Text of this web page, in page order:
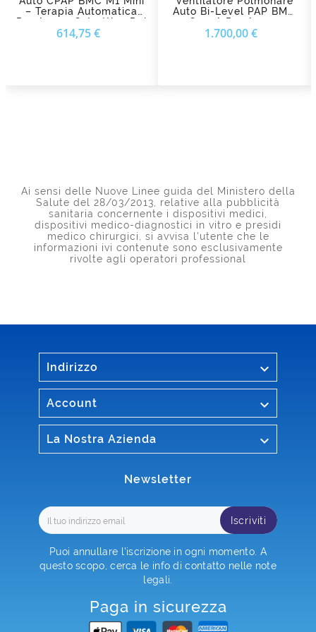
– Terapia Automatica
Per Apnea Ostruttiva Del
Sonno
614,75 €
Auto Bi-Level PAP BMC
G325A Per Apnee
Notturne
1.700,00 €
Ai sensi delle Nuove Linee guida del Ministero della
Salute del 28/03/2013, relative alla pubblicità
sanitaria concernente i dispositivi medici,
dispositivi medico-diagnostici in vitro e presidi
medico chirurgici, si avvisa l'utente che le
informazioni ivi contenute sono esclusivamente
rivolte agli operatori professional
Indirizzo 
Account 
La Nostra Azienda 
Newsletter
Iscriviti
Puoi annullare l'iscrizione in ogni momento. A
questo scopo, cerca le info di contatto nelle note
legali.
Paga in sicurezza